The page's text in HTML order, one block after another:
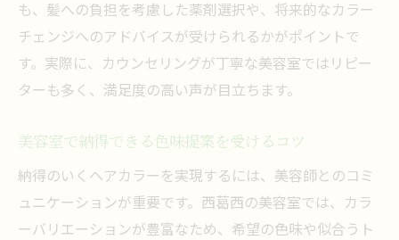
も、髪への負担を考慮した薬剤選択や、将来的なカラー
チェンジへのアドバイスが受けられるかがポイントで
す。実際に、カウンセリングが丁寧な美容室ではリピー
ターも多く、満足度の高い声が目立ちます。
美容室で納得できる色味提案を受けるコツ
納得のいくヘアカラーを実現するには、美容師とのコミ
ュニケーションが重要です。西葛西の美容室では、カラ
ーバリエーションが豊富なため、希望の色味や似合うト